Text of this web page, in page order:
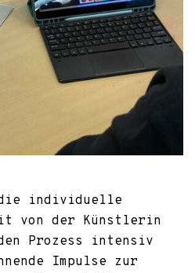
individuelle
von der Künstlerin
Prozess intensiv
Impulse zur